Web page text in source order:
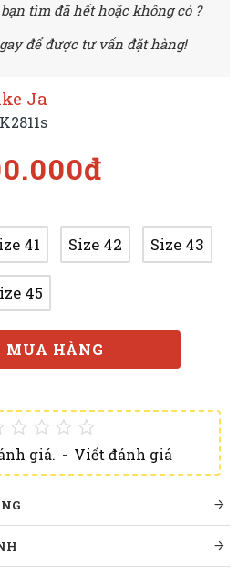
tìm đã hết hoặc không có ?
để được tư vấn đặt hàng!
giá. - Viết đánh giá
Ja
41 Size 42 Size 43
45
MUA HÀNG